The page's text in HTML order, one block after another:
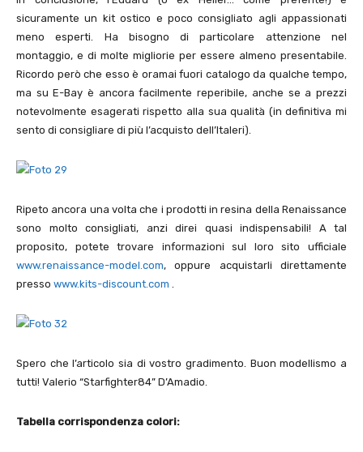
sicuramente un kit ostico e poco consigliato agli appassionati
meno esperti. Ha bisogno di particolare attenzione nel
montaggio, e di molte migliorie per essere almeno presentabile.
Ricordo però che esso è oramai fuori catalogo da qualche tempo,
ma su E-Bay è ancora facilmente reperibile, anche se a prezzi
notevolmente esagerati rispetto alla sua qualità (in definitiva mi
sento di consigliare di più l’acquisto dell’Italeri).
Ripeto ancora una volta che i prodotti in resina della Renaissance
sono molto consigliati, anzi direi quasi indispensabili! A tal
proposito, potete trovare informazioni sul loro sito ufficiale
www.renaissance-model.com, oppure acquistarli direttamente
presso www.kits-discount.com .
Spero che l’articolo sia di vostro gradimento. Buon modellismo a
tutti! Valerio “Starfighter84” D’Amadio.
Tabella corrispondenza colori: